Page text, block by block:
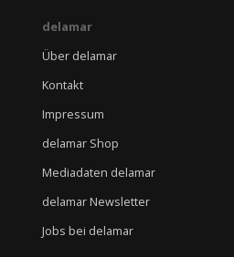
delamar
Über delamar
Kontakt
Impressum
delamar Shop
Mediadaten delamar
delamar Newsletter
Jobs bei delamar